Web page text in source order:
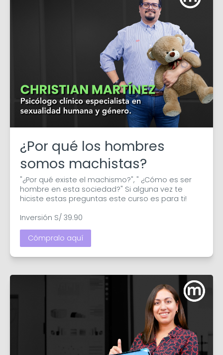
¿Por qué los hombres
somos machistas?
"¿Por qué existe el machismo?", " ¿Cómo es ser
hombre en esta sociedad?" Si alguna vez te
hiciste estas preguntas este curso es para ti!
Inversión S/ 39.90
Cómpralo aquí